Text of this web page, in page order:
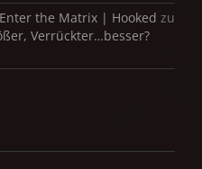
the Matrix | Hooked zu
Verrückter…besser?